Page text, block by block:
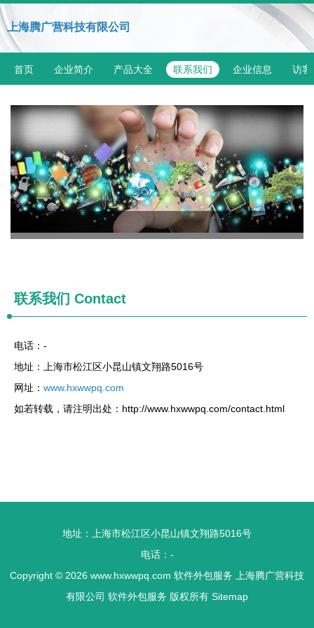
上海腾广营科技有限公司
首页 企业简介 产品大全 联系我们 企业信息 访客
联系我们 Contact
电话：-
地址：上海市松江区小昆山镇文翔路5016号
网址： www.hxwwpq.com
如若转载，请注明出处：http://www.hxwwpq.com/contact.html
地址：上海市松江区小昆山镇文翔路5016号
电话：-
Copyright © 2026 www.hxwwpq.com 软件外包服务
上海腾广营科技
有限公司 软件外包服务 版权所有 Sitemap